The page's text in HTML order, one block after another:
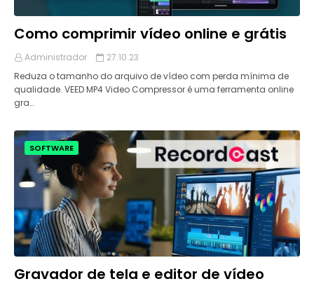
Como comprimir vídeo online e grátis
Administrador
27.10.23
Reduza o tamanho do arquivo de vídeo com perda mínima de
qualidade. VEED MP4 Video Compressor é uma ferramenta online
gra…
SOFTWARE
Gravador de tela e editor de vídeo